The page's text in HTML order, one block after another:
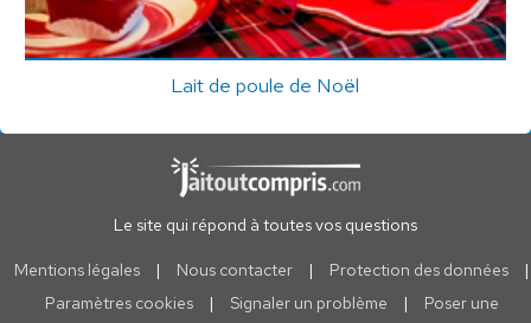
Lait de poule de Noël
Le site qui répond à toutes vos questions
Mentions légales | Nous contacter | Protection des données
|
Paramètres cookies
| Signaler un problème | Poser une